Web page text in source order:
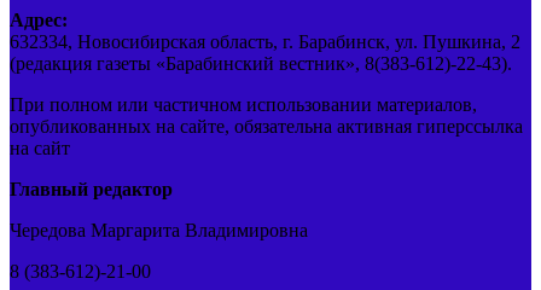
Адрес:
632334, Новосибирская область, г. Барабинск, ул. Пушкина, 2
(редакция газеты «Барабинский вестник», 8(383-612)-22-43).
При полном или частичном использовании материалов,
опубликованных на сайте, обязательна активная гиперссылка
на сайт
Главный редактор
Чередова Маргарита Владимировна
8 (383-612)-21-00